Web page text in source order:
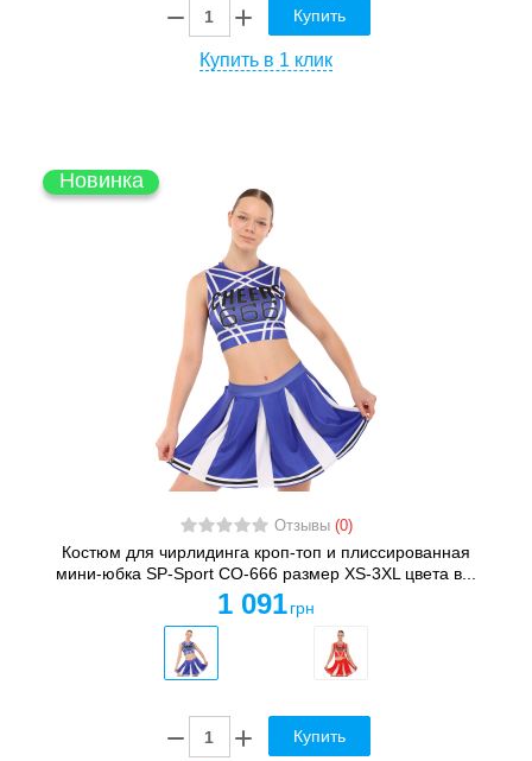
Купить
Купить в 1 клик
Новинка
Отзывы (0)
Костюм для чирлидинга кроп-топ и плиссированная
мини-юбка SP-Sport CO-666 размер XS-3XL цвета в...
1 091 грн
Купить